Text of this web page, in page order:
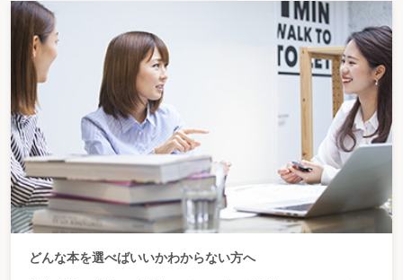
どんな本を選べばいいかわからない方へ